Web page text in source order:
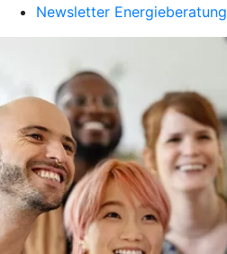
Newsletter Energieberatung